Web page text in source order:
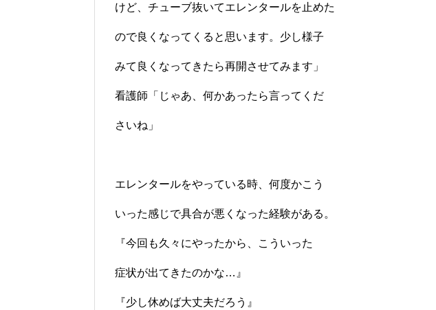
けど、チューブ抜いてエレンタールを止めた
ので良くなってくると思います。少し様子
みて良くなってきたら再開させてみます」
看護師「じゃあ、何かあったら言ってくだ
さいね」
エレンタールをやっている時、何度かこう
いった感じで具合が悪くなった経験がある。
『今回も久々にやったから、こういった
症状が出てきたのかな…』
『少し休めば大丈夫だろう』